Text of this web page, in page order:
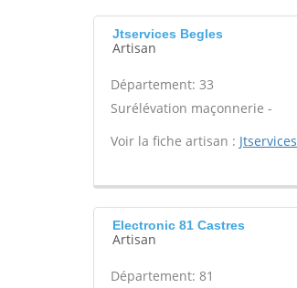
Jtservices Begles
Artisan
Département: 33
Surélévation maçonnerie -
Voir la fiche artisan : Jtservices
Electronic 81 Castres
Artisan
Département: 81